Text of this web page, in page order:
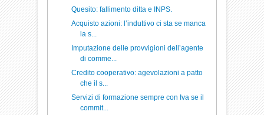
Quesito: fallimento ditta e INPS.
Acquisto azioni: l’induttivo ci sta se manca
la s...
Imputazione delle provvigioni dell’agente
di comme...
Credito cooperativo: agevolazioni a patto
che il s...
Servizi di formazione sempre con Iva se il
commit...